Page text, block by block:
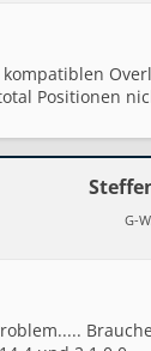
'"
//
.
Positionen
G-